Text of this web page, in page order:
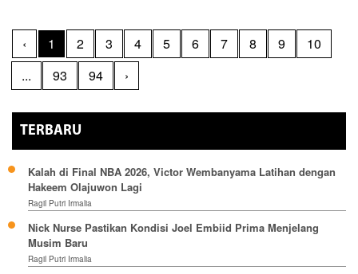
‹ 1 2 3 4 5 6 7 8 9
10
...
93 94 ›
TERBARU
Kalah di Final NBA 2026, Victor Wembanyama Latihan dengan
Hakeem Olajuwon Lagi
Ragil Putri Irmalia
Nick Nurse Pastikan Kondisi Joel Embiid Prima Menjelang
Musim Baru
Ragil Putri Irmalia